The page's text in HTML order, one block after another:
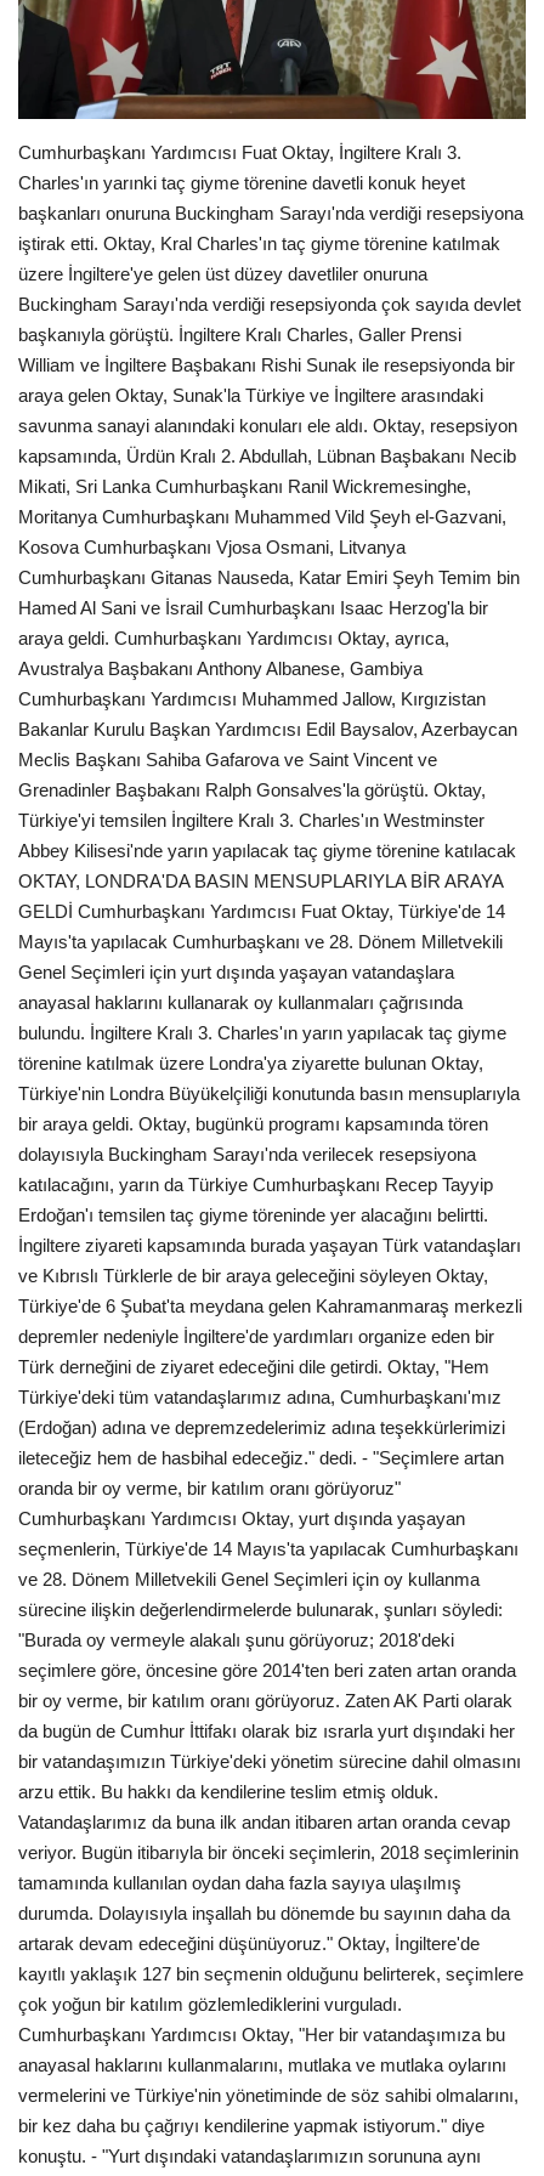
Seri İlanlar
İngiltere
Videolar
İş & Ekonomi
Pazaryeri
Kültür - Sanat
Restoranlar
Sağlık
Teknoloji
Etkinlik
Hakkımızda
Galeri
İletişim
Dilim
English Turkish
Cumhurbaşkanı Yardımcısı Fuat Oktay, İngiltere Kralı 3.
Charles'ın yarınki taç giyme törenine davetli konuk heyet
başkanları onuruna Buckingham Sarayı'nda verdiği resepsiyona
iştirak etti. Oktay, Kral Charles'ın taç giyme törenine katılmak
üzere İngiltere'ye gelen üst düzey davetliler onuruna
Buckingham Sarayı'nda verdiği resepsiyonda çok sayıda devlet
başkanıyla görüştü. İngiltere Kralı Charles, Galler Prensi
William ve İngiltere Başbakanı Rishi Sunak ile resepsiyonda bir
araya gelen Oktay, Sunak'la Türkiye ve İngiltere arasındaki
savunma sanayi alanındaki konuları ele aldı. Oktay, resepsiyon
kapsamında, Ürdün Kralı 2. Abdullah, Lübnan Başbakanı Necib
Mikati, Sri Lanka Cumhurbaşkanı Ranil Wickremesinghe,
Moritanya Cumhurbaşkanı Muhammed Vild Şeyh el-Gazvani,
Kosova Cumhurbaşkanı Vjosa Osmani, Litvanya
Cumhurbaşkanı Gitanas Nauseda, Katar Emiri Şeyh Temim bin
Hamed Al Sani ve İsrail Cumhurbaşkanı Isaac Herzog'la bir
araya geldi. Cumhurbaşkanı Yardımcısı Oktay, ayrıca,
Avustralya Başbakanı Anthony Albanese, Gambiya
Cumhurbaşkanı Yardımcısı Muhammed Jallow, Kırgızistan
Bakanlar Kurulu Başkan Yardımcısı Edil Baysalov, Azerbaycan
Meclis Başkanı Sahiba Gafarova ve Saint Vincent ve
Grenadinler Başbakanı Ralph Gonsalves'la görüştü. Oktay,
Türkiye'yi temsilen İngiltere Kralı 3. Charles'ın Westminster
Abbey Kilisesi'nde yarın yapılacak taç giyme törenine katılacak
OKTAY, LONDRA'DA BASIN MENSUPLARIYLA BİR ARAYA
GELDİ Cumhurbaşkanı Yardımcısı Fuat Oktay, Türkiye'de 14
Mayıs'ta yapılacak Cumhurbaşkanı ve 28. Dönem Milletvekili
Genel Seçimleri için yurt dışında yaşayan vatandaşlara
anayasal haklarını kullanarak oy kullanmaları çağrısında
bulundu. İngiltere Kralı 3. Charles'ın yarın yapılacak taç giyme
törenine katılmak üzere Londra'ya ziyarette bulunan Oktay,
Türkiye'nin Londra Büyükelçiliği konutunda basın mensuplarıyla
bir araya geldi. Oktay, bugünkü programı kapsamında tören
dolayısıyla Buckingham Sarayı'nda verilecek resepsiyona
katılacağını, yarın da Türkiye Cumhurbaşkanı Recep Tayyip
Erdoğan'ı temsilen taç giyme töreninde yer alacağını belirtti.
İngiltere ziyareti kapsamında burada yaşayan Türk vatandaşları
ve Kıbrıslı Türklerle de bir araya geleceğini söyleyen Oktay,
Türkiye'de 6 Şubat'ta meydana gelen Kahramanmaraş merkezli
depremler nedeniyle İngiltere'de yardımları organize eden bir
Türk derneğini de ziyaret edeceğini dile getirdi. Oktay, "Hem
Türkiye'deki tüm vatandaşlarımız adına, Cumhurbaşkanı'mız
(Erdoğan) adına ve depremzedelerimiz adına teşekkürlerimizi
ileteceğiz hem de hasbihal edeceğiz." dedi. - "Seçimlere artan
oranda bir oy verme, bir katılım oranı görüyoruz"
Cumhurbaşkanı Yardımcısı Oktay, yurt dışında yaşayan
seçmenlerin, Türkiye'de 14 Mayıs'ta yapılacak Cumhurbaşkanı
ve 28. Dönem Milletvekili Genel Seçimleri için oy kullanma
sürecine ilişkin değerlendirmelerde bulunarak, şunları söyledi:
"Burada oy vermeyle alakalı şunu görüyoruz; 2018'deki
seçimlere göre, öncesine göre 2014'ten beri zaten artan oranda
bir oy verme, bir katılım oranı görüyoruz. Zaten AK Parti olarak
da bugün de Cumhur İttifakı olarak biz ısrarla yurt dışındaki her
bir vatandaşımızın Türkiye'deki yönetim sürecine dahil olmasını
arzu ettik. Bu hakkı da kendilerine teslim etmiş olduk.
Vatandaşlarımız da buna ilk andan itibaren artan oranda cevap
veriyor. Bugün itibarıyla bir önceki seçimlerin, 2018 seçimlerinin
tamamında kullanılan oydan daha fazla sayıya ulaşılmış
durumda. Dolayısıyla inşallah bu dönemde bu sayının daha da
artarak devam edeceğini düşünüyoruz." Oktay, İngiltere'de
kayıtlı yaklaşık 127 bin seçmenin olduğunu belirterek, seçimlere
çok yoğun bir katılım gözlemlediklerini vurguladı.
Cumhurbaşkanı Yardımcısı Oktay, "Her bir vatandaşımıza bu
anayasal haklarını kullanmalarını, mutlaka ve mutlaka oylarını
vermelerini ve Türkiye'nin yönetiminde de söz sahibi olmalarını,
bir kez daha bu çağrıyı kendilerine yapmak istiyorum." diye
konuştu. - "Yurt dışındaki vatandaşlarımızın sorununa aynı